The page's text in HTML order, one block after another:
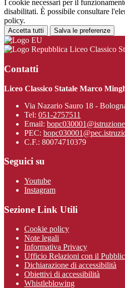
I cookie necessari per il
disabilitati. È possibile consultare
policy.
Accetta tutti Salva le preferenze
Liceo Classico
Contatti
Liceo Classico Statale Marco
Via Nazario Sauro 18 -
Tel: 051-2757511
Email:
PEC:
C.F.: 80074710379
Seguici su
Youtube
Instagram
Sezione Link Utili
Cookie policy
Note legali
Informativa Privacy
Ufficio Relazioni con il
Dichiarazione di accessibilità
Obiettivi di accessibilità
Whistleblowing